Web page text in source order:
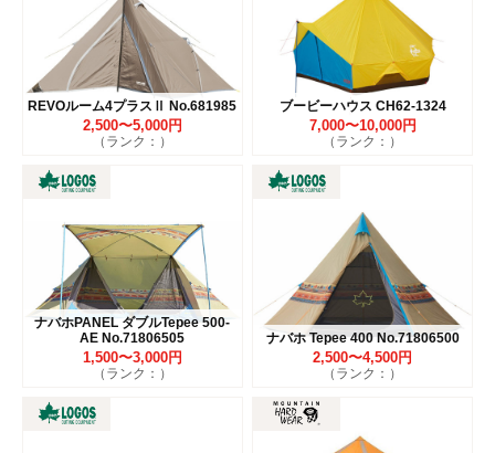
REVOルーム4プラスⅡ No.681985
2,500〜5,000円
（ランク：）
ブービーハウス CH62-1324
7,000〜10,000円
（ランク：）
ナバホPANEL ダブルTepee 500-
AE No.71806505
1,500〜3,000円
（ランク：）
ナバホ Tepee 400 No.71806500
2,500〜4,500円
（ランク：）